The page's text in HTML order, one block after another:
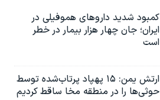
کمبود شدید داروهای هموفیلی در
ایران؛ جان چهار هزار بیمار در خطر
است
ارتش یمن: ۱۵ پهپاد پرتاب‌شده توسط
حوثی‌ها را در منطقه مخا ساقط کردیم